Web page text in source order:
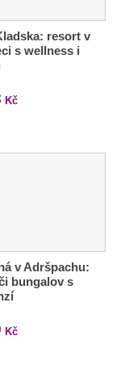
resort v
s wellness i
Kč
v Adršpachu:
bungalov s
Kč